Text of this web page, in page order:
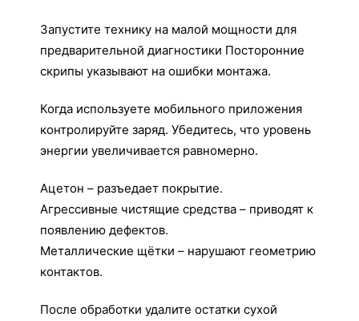
Запустите технику на малой мощности для
предварительной диагностики Посторонние
скрипы указывают на ошибки монтажа.
Когда используете мобильного приложения
контролируйте заряд. Убедитесь, что уровень
энергии увеличивается равномерно.
Ацетон – разъедает покрытие.
Агрессивные чистящие средства – приводят к
появлению дефектов.
Металлические щётки – нарушают геометрию
контактов.
После обработки удалите остатки сухой